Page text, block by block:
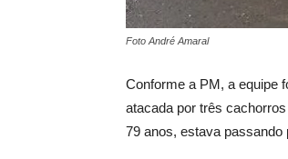
Foto André Amaral
Conforme a PM, a equipe
atacada por três
79 anos, estava